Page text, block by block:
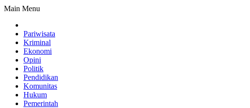
Main Menu
Pariwisata
Kriminal
Ekonomi
Opini
Politik
Pendidikan
Komunitas
Hukum
Pemerintah